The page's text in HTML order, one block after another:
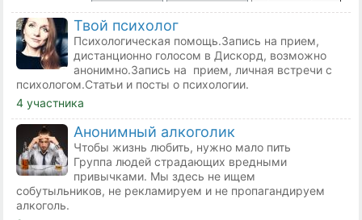
Твой психолог
Психологическая помощь.Запись на прием,
дистанционно голосом в Дискорд, возможно
анонимно.Запись на прием, личная встречи с
психологом.Статьи и посты о психологии.
4 участника
Анонимный алкоголик
Чтобы жизнь любить, нужно мало пить
Группа людей страдающих вредными
привычками. Мы здесь не ищем
собутыльников, не рекламируем и не пропагандируем
алкоголь.